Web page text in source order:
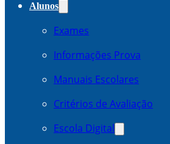
Alunos
Exames
Informações Prova
Manuais Escolares
Critérios de Avaliação
Escola Digital